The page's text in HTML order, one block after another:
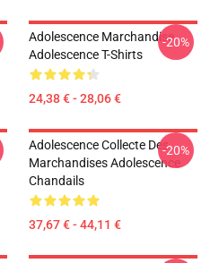
Adolescence Marchandise
Adolescence T-Shirts
24,38 € - 28,06 €
-20%
Adolescence Collecte Des
Marchandises Adolescence
Chandails
37,67 € - 44,11 €
-20%